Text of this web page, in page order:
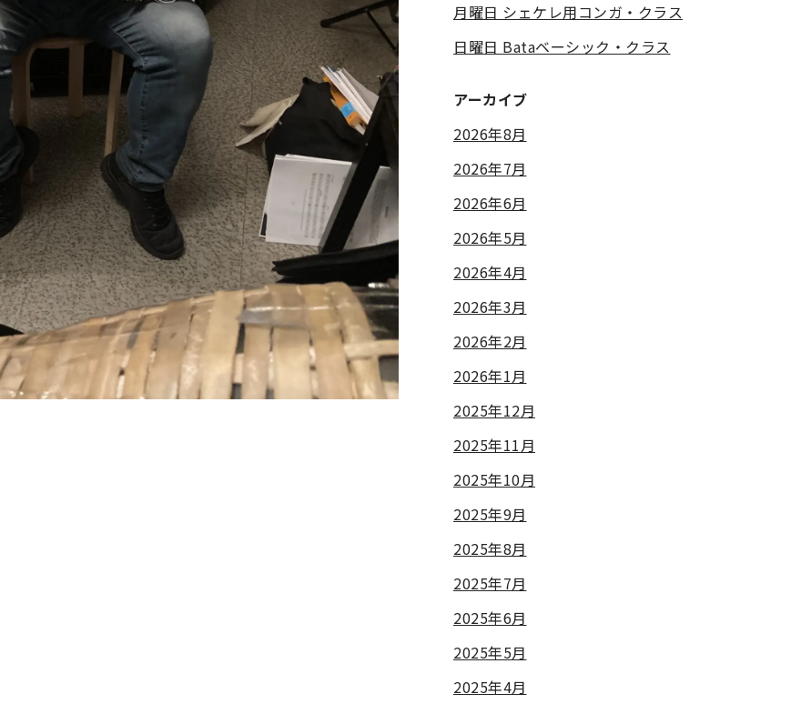
月曜日 シェケレ用コンガ・クラス
日曜日 Bataベーシック・クラス
アーカイブ
2026年8月
2026年7月
2026年6月
2026年5月
2026年4月
2026年3月
2026年2月
2026年1月
2025年12月
2025年11月
2025年10月
2025年9月
2025年8月
2025年7月
2025年6月
2025年5月
2025年4月